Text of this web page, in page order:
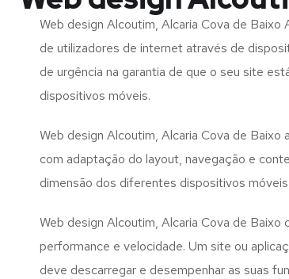
Web design Alcoutim, Alcaria Cova de
de utilizadores de internet através de
de urgência na garantia de que o seu site
dispositivos móveis.
Web design Alcoutim, Alcaria Cova de
com adaptação do layout, navegação e
dimensão dos diferentes dispositivos
Web design Alcoutim, Alcaria Cova de Baixo
performance e velocidade. Um site ou
deve descarregar e desempenhar as suas